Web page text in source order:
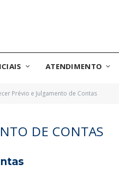
ATENDIMENTO
Prévio e Julgamento de Contas
DE CONTAS